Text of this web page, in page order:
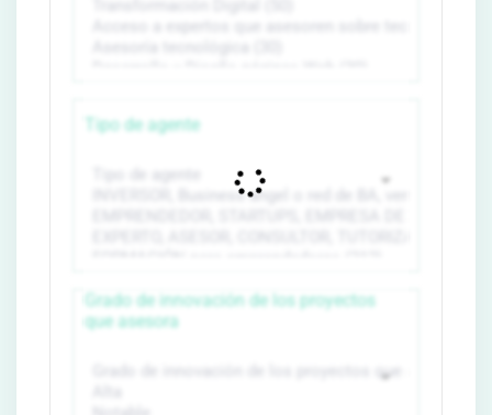
Tipo de agente
Grado de innovación de los proyectos
que asesora